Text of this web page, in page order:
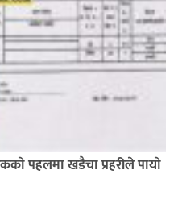
पहलमा खडैचा प्रहरीले पायाे